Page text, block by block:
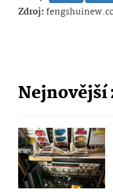
Zdroj:
Nejnovější